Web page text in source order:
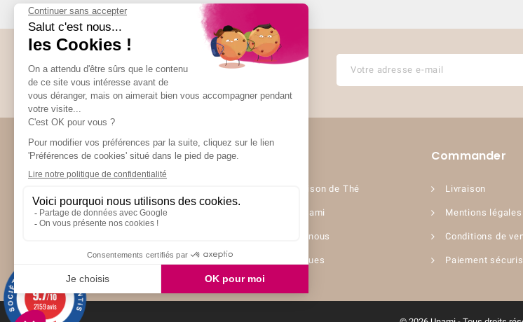
Abonnez-vous à la Newsletter
Restez informés de toute l’actualité Unami
UNAMI Maison de Thé
Ateliers Unami
Contactez-nous
Nos boutiques
Commander
Livraison
Mentions légales
Conditions de
Paiement
9.7/10
2159 avis